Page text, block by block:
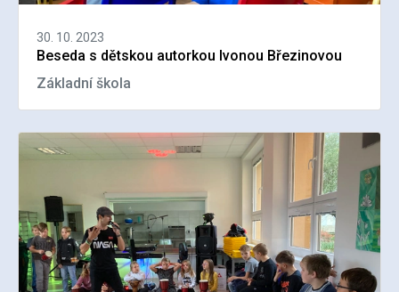
30. 10. 2023
Beseda s dětskou autorkou Ivonou Březinovou
Základní škola